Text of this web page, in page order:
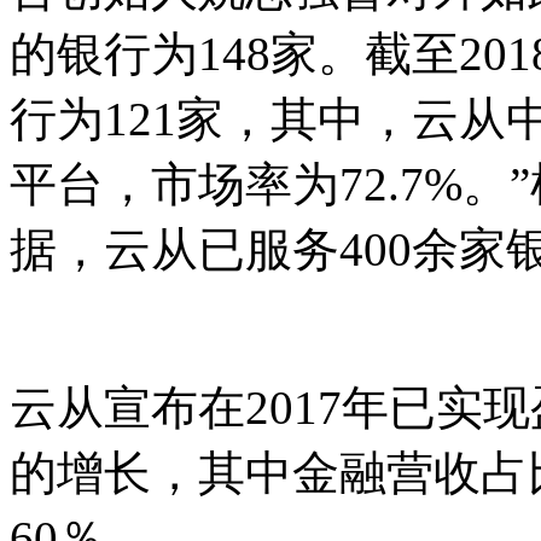
的银行为148家。截至
行为121家，其中，云从
平台，市场率为72.7%。
据，云从已服务400余家
云从宣布在2017年已实
的增长，其中金融营收